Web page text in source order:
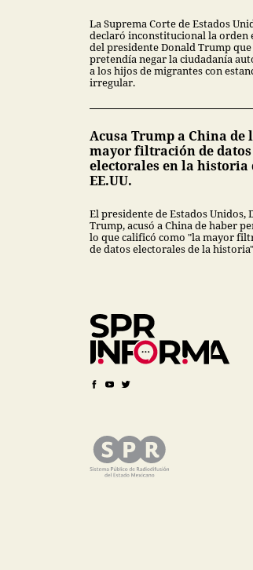
La Suprema Corte de Estados
declaró inconstitucional la orden
del presidente Donald Trump que
pretendía negar la ciudadanía
a los hijos de migrantes con
irregular.
Acusa Trump a China de
mayor filtración de datos
electorales en la historia
EE.UU.
El presidente de Estados Unidos,
Trump, acusó a China de haber
lo que calificó como "la mayor
de datos electorales de la